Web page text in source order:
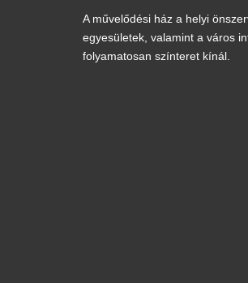
A művelődési ház a helyi
egyesületek, valamint a város
folyamatosan színteret kínál.